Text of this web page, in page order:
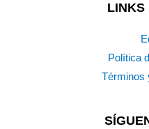
LINKS
Política
Términos